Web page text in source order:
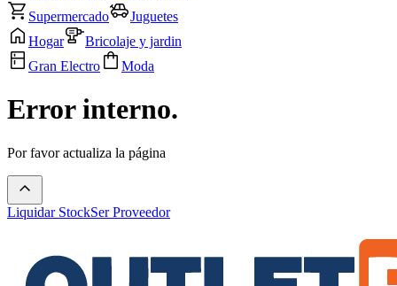
Supermercado
Juguetes
Hogar
Bricolaje y jardin
Gran Electro
Moda
Error interno.
Por favor actualiza la página
Liquidar StockSer Proveedor